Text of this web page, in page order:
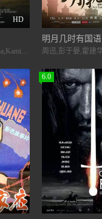
HD
Sebastian,D.,Fischer,Anna,Kaminski,Sandro,Kirtzel,Lana-Mae,Lopicic,Nora,Carla,Pichler
明月几时有国语
HD
6.0